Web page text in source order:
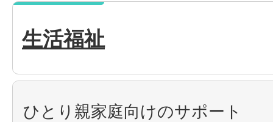
生活福祉
ひとり親家庭向けのサポート